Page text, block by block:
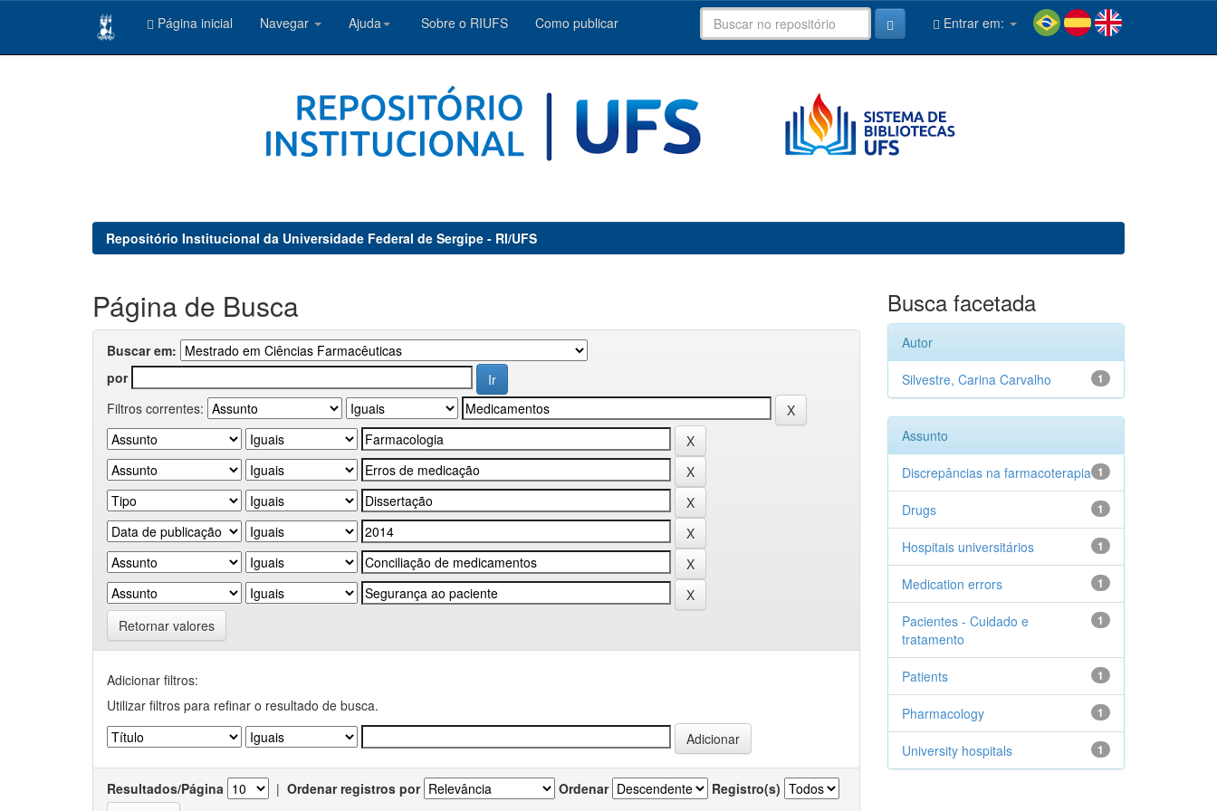
Página inicial Navegar Ajuda Sobre o RIUFS Como publicar Entrar em:
Repositório Institucional da Universidade Federal de Sergipe - RI/UFS
Página de Busca
Buscar em:
por
Filtros correntes:
Retornar valores
Adicionar filtros:
Utilizar filtros para refinar o resultado de busca.
Resultados/Página | Ordenar registros por Ordenar Registro(s)
Busca facetada
Autor
1
Silvestre, Carina Carvalho
Assunto
1
Discrepâncias na farmacoterapia
1
Drugs
1
Hospitais universitários
1
Medication errors
1
Pacientes - Cuidado e
tratamento
1
Patients
1
Pharmacology
1
University hospitals